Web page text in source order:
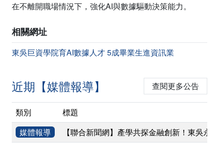
在不離開職場情況下，強化AI與數據驅動決策能力。
相關網址
東吳巨資學院育AI數據人才 5成畢業生進資訊業
近期【媒體報導】 查閱更多公告
類別
標題
媒體報導
【聯合新聞網】產學共探金融創新！東吳